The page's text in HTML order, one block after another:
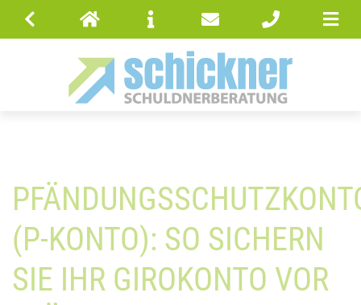
(P-KONTO): SO SICHERN
SIE IHR GIROKONTO VOR